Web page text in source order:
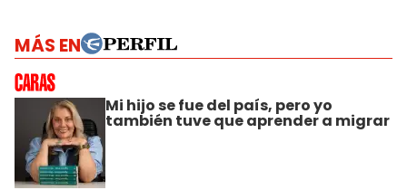
MÁS EN
Mi hijo se fue del país, pero yo
también tuve que aprender a migrar